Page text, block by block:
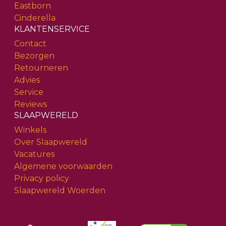
Eastborn
Cinderella
KLANTENSERVICE
Contact
Bezorgen
Retourneren
Advies
Service
Reviews
SLAAPWERELD
Winkels
Over Slaapwereld
Vacatures
Algemene voorwaarden
Privacy policy
Slaapwereld Woerden